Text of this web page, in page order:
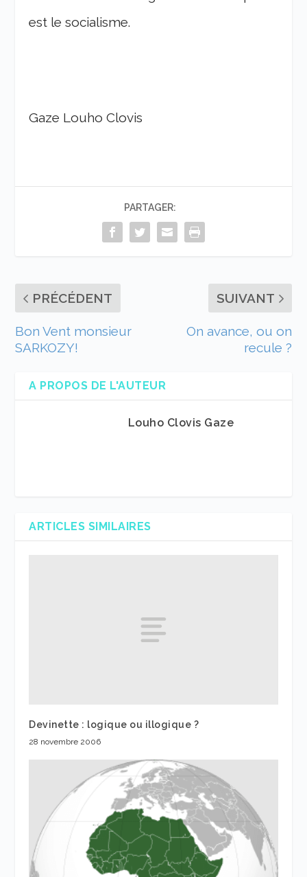
est le socialisme.
Gaze Louho Clovis
PARTAGER:
PRÉCÉDENT
Bon Vent monsieur
SARKOZY!
SUIVANT
On avance, ou on
recule ?
A PROPOS DE L'AUTEUR
Louho Clovis Gaze
ARTICLES SIMILAIRES
Devinette : logique ou illogique ?
28 novembre 2006